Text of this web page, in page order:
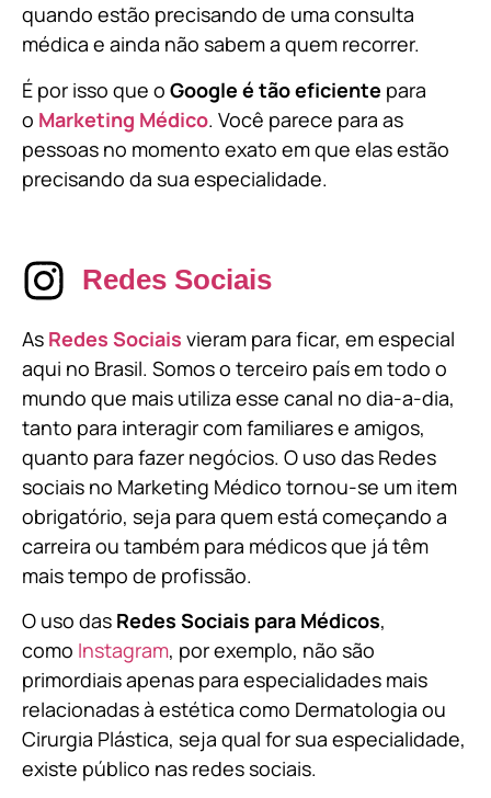
quando estão precisando de uma consulta
médica e ainda não sabem a quem recorrer.
É por isso que o Google é tão eficiente para
o Marketing Médico. Você parece para as
pessoas no momento exato em que elas estão
precisando da sua especialidade.
Redes Sociais
As Redes Sociais vieram para ficar, em especial
aqui no Brasil. Somos o terceiro país em todo o
mundo que mais utiliza esse canal no dia-a-dia,
tanto para interagir com familiares e amigos,
quanto para fazer negócios. O uso das Redes
sociais no Marketing Médico tornou-se um item
obrigatório, seja para quem está começando a
carreira ou também para médicos que já têm
mais tempo de profissão.
O uso das Redes Sociais para Médicos,
como Instagram, por exemplo, não são
primordiais apenas para especialidades mais
relacionadas à estética como Dermatologia ou
Cirurgia Plástica, seja qual for sua especialidade,
existe público nas redes sociais.